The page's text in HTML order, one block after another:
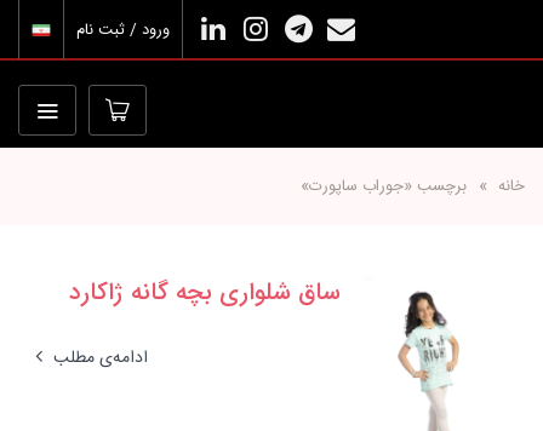
ورود / ثبت نام
خانه برچسب «جوراب ساپورت»
ساق شلواری بچه گانه ژاکارد
ادامه‌ی مطلب